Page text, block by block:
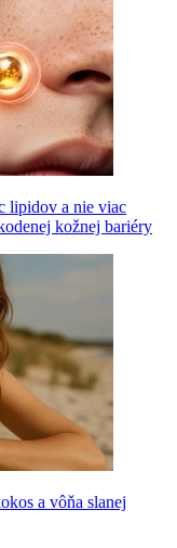
lipidov a nie viac
kožnej bariéry
a vôňa slanej